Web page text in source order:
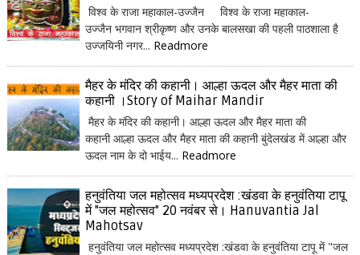
विश्व के राजा महाकाल-उज्जैन विश्व के राजा महाकाल-
उज्जैन भगवान श्रीकृष्ण और उनके बालसखा की पहली पाठशाला है
उज्जयिनी नगर... Readmore
मैहर के मंदिर की कहानी। आल्हा ऊदल और मैहर माता की
कहानी ।Story of Maihar Mandir
मैहर के मंदिर की कहानी। आल्हा ऊदल और मैहर माता की
कहानी आल्हा ऊदल और मैहर माता की कहानी बुंदेलखंड में आल्हा और
ऊदल नाम के दो भाईय... Readmore
हनुवंतिया जल महोत्सव मध्यप्रदेश :खंडवा के हनुवंतिया टापू
में "जल महोत्सव" 20 नवंबर से। Hanuvantia Jal
Mahotsav
हनुवंतिया जल महोत्सव मध्यप्रदेश :खंडवा के हनुवंतिया टापू में "जल